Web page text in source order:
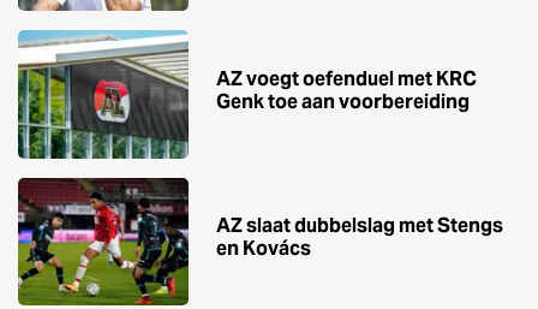
AZ voegt oefenduel met KRC
Genk toe aan voorbereiding
AZ slaat dubbelslag met Stengs
en Kovács